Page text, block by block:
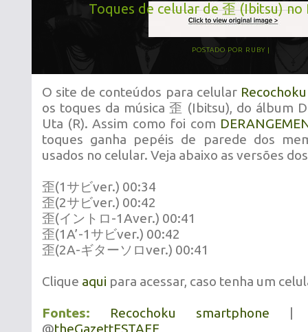
Toques de celular de 歪 (Ibitsu) no
POSTADO POR RUBY
O site de conteúdos para celular Recochoku
os toques da música 歪 (Ibitsu), do álbum
Uta (R). Assim como foi com
toques ganha pepéis de parede dos
usados no celular. Veja abaixo as versões
歪(1サビver.) 00:34
歪(2サビver.) 00:42
歪(イントロ-1Aver.) 00:41
歪(1A’-1サビver.) 00:42
歪(2A-ギターソロver.) 00:41
Clique aqui para acessar, caso tenha um
Fontes: Recochoku smartphone
@theGazettESTAFF